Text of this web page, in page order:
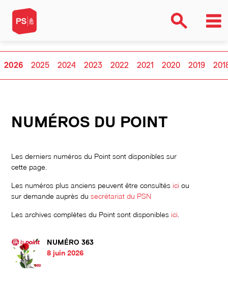
2026 2025 2024 2023 2022 2021 2020 2019
NUMÉROS DU POINT
Les derniers numéros du Point sont disponibles sur
cette page.
Les numéros plus anciens peuvent être consultés ici ou
sur demande auprès dusecrétariat du PSN
Les archives complètes du Point sont disponibles ici
NUMÉRO 363
8 juin 2026